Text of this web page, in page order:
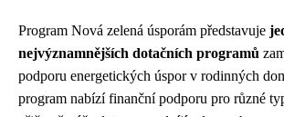
Program Nová zelená úsporám představuje
nejvýznamnějších dotačních programů
podporu energetických úspor v rodinných
program nabízí finanční podporu pro různé